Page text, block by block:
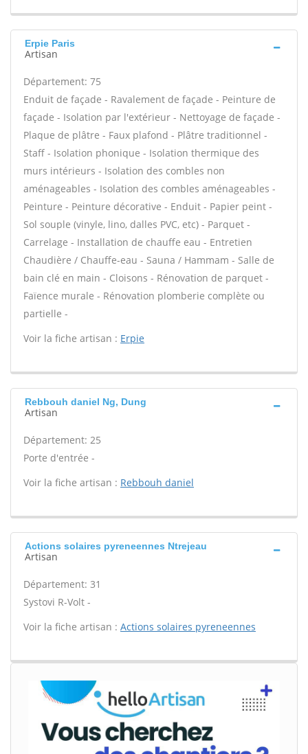
Erpie Paris
Artisan
Département: 75
Enduit de façade - Ravalement de façade - Peinture de
façade - Isolation par l'extérieur - Nettoyage de façade -
Plaque de plâtre - Faux plafond - Plâtre traditionnel -
Staff - Isolation phonique - Isolation thermique des
murs intérieurs - Isolation des combles non
aménageables - Isolation des combles aménageables -
Peinture - Peinture décorative - Enduit - Papier peint -
Sol souple (vinyle, lino, dalles PVC, etc) - Parquet -
Carrelage - Installation de chauffe eau - Entretien
Chaudière / Chauffe-eau - Sauna / Hammam - Salle de
bain clé en main - Cloisons - Rénovation de parquet -
Faïence murale - Rénovation plomberie complète ou
partielle -
Voir la fiche artisan : Erpie
Rebbouh daniel Ng, Dung
Artisan
Département: 25
Porte d'entrée -
Voir la fiche artisan : Rebbouh daniel
Actions solaires pyreneennes Ntrejeau
Artisan
Département: 31
Systovi R-Volt -
Voir la fiche artisan : Actions solaires pyreneennes